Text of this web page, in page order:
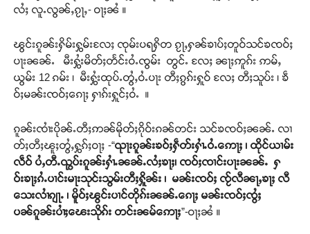
လႆႈ လူႉလွၼ်ႇၵႂႃႇ- ဝႃႈၼႆ ။
ၽွင်းၵူၼ်းႁိမ်းႁွမ်းလႄႈ ၸုမ်းပရႁိတ ၵႂႃႇႁၼ်ၶၢပ်ႈတူဝ်သင်ၶၸဝ်ႈ
ပႃးၼၼ်ႉ မီးႁွႆးမိတ်ႈတႅင်းဝႆႉၸွမ်း တွင်ႉ လႄႈ ၼႃႈဢူၵ်း ဢမ်ႇ
ယွမ်း 12 ၵမ်း ၊ မီးႁွႆးထုပ်ႉတွႆႇဝႆႉပႃး တီႈၵွၵ်းႁူဝ် လႄႈ တီႈသူပ်း ၊ ၶဵ
ဝ်ႈမၼ်းၸဝ်ႈၵေႃႈ ႁၢၵ်းႁူင်ႈဝႆႉ ။
ၵူၼ်းၸၢႆးပိုၼ်ႉတီႈဢၼ်မိုတ်ႈၵိုဝ်းၵၼ်တင်း သင်ၶၸဝ်ႈၼၼ်ႉ လၢ
တ်ႈတီႈၽူႈတွႆႇႁွၵ်ႈဝႃႈ -“ၺႃးၵူၼ်းၶဝ်ႈႁဵတ်းႁၢႆႉဝႆႉဢေႃႈ ၊ ထိုင်ယၢမ်း
လဵဝ် ပႆႇတီႉၺွပ်းၵူၼ်းႁၢႆႉၼၼ်ႉလႆႈၶႃႈ၊ ၸဝ်ႈၸၢင်းပႃးၼၼ်ႉ ႁ
ဝ်းၶႃႈၵႆႉပၢင်းမႃးသုင်းသွမ်းတီႈႁိူၼ်း ၊ မၼ်းၸဝ်ႈ ၸႂ်လီၼႃႇၶႃႈ လီ
သေးလၢႆၵျႃႉ ၊ မိူဝ်ႈၽွင်းပၢင်တိုၵ်းၼၼ်ႉၵေႃႈ မၼ်းၸဝ်ႈၸွႆႈ
ပၼ်ၵူၼ်းပၢႆႈၽေးသိုၵ်း တင်းၼမ်ဢေႃႈ”-ဝႃႈၼႆ ။